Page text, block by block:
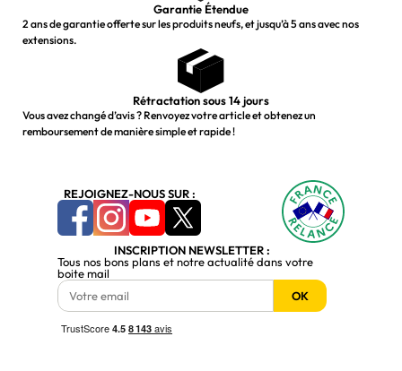
Garantie Étendue
2 ans de garantie offerte sur les produits neufs, et jusqu’à 5 ans avec nos
extensions.
Rétractation sous 14 jours
Vous avez changé d’avis ? Renvoyez votre article et obtenez un
remboursement de manière simple et rapide !
REJOIGNEZ-NOUS SUR :
INSCRIPTION NEWSLETTER :
Tous nos bons plans et notre actualité dans votre
boite mail
OK